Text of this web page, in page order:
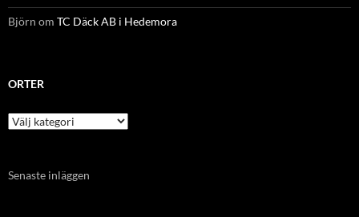
Björn om TC Däck AB i Hedemora
ORTER
Orter
Senaste inläggen